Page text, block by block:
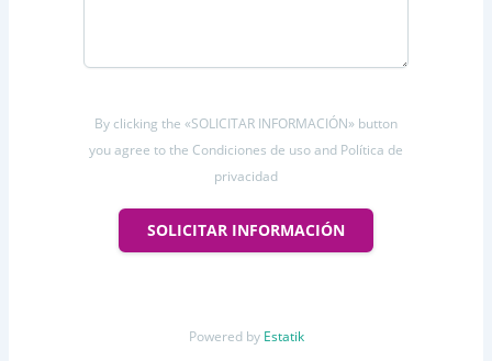
By clicking the «SOLICITAR INFORMACIÓN» button
you agree to the Condiciones de uso and Política de
privacidad
SOLICITAR INFORMACIÓN
Powered by Estatik